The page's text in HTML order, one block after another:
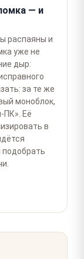
— и
распаяны и
уже не
дыр:
за те же
моноблок,
ПК». Её
в